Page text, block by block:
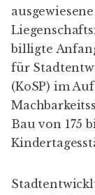
billigte
für
(KoSP) im
Bau von 175